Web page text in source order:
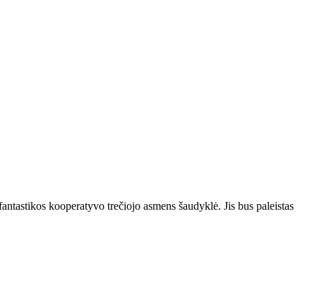
kooperatyvo trečiojo asmens šaudyklė. Jis bus paleistas